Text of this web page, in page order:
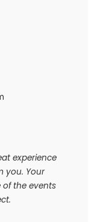
experience
you. Your
the events